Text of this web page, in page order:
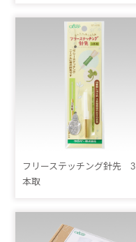
フリーステッチング針先 3
本取